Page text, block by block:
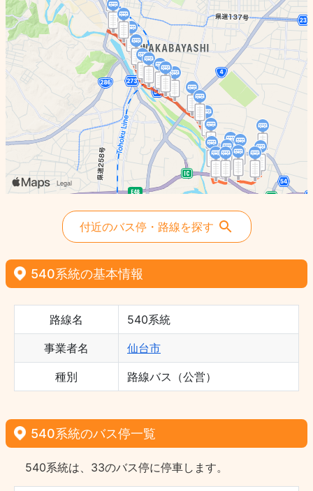
付近のバス停・路線を探す
540系統の基本情報
路線名 540系統
事業者名 仙台市
種別 路線バス（公営）
540系統のバス停一覧
540系統は、33のバス停に停車します。